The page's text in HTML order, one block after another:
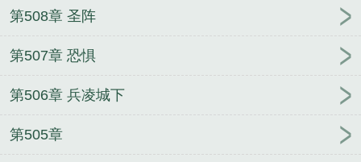
百炼成神
大国巨商1999
崩铁：我死后，成就她们的
疯魔
大一开学，系统每天送我一亿
圈钱游戏，但大
哥是真充啊
武道封神，观摩即可加点！
盘龙之我只
想超脱
强势掉马！废材大师兄竟是万人迷
随军西北
不缺了！
从鹤形桩开始修行
第508章 圣阵
第507章 恐惧
第506章 兵凌城下
第505章